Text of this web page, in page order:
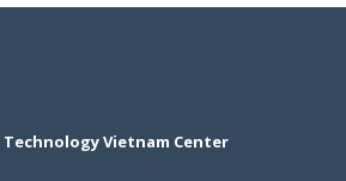
Technology Vietnam Center